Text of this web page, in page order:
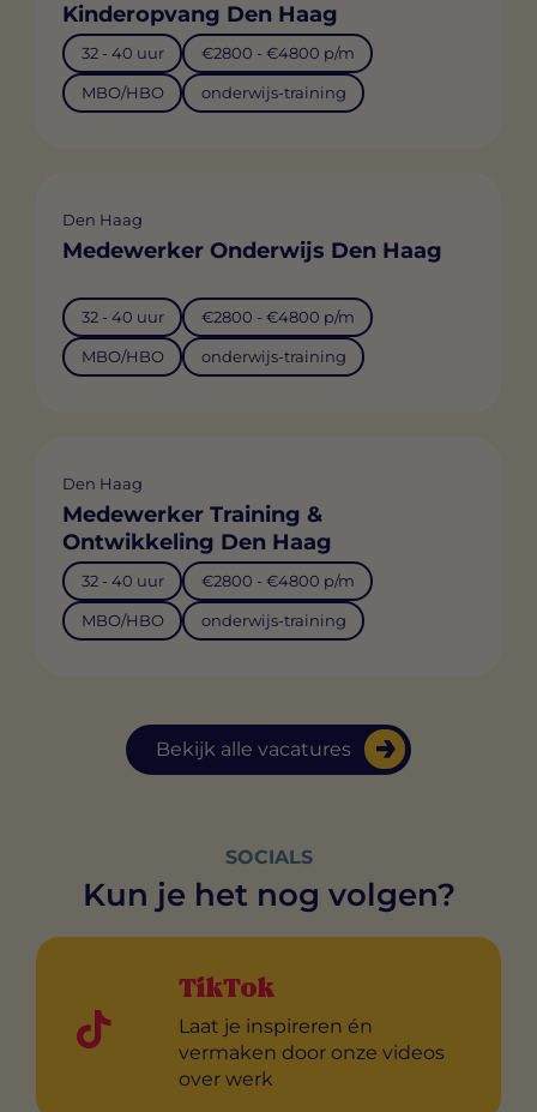
Bekijk alle vacatures
Kinderopvang Den Haag
32 - 40 uur €2800 - €4800 p/m
MBO/HBO onderwijs-training
Den Haag
Medewerker Onderwijs Den Haag
32 - 40 uur €2800 - €4800 p/m
MBO/HBO onderwijs-training
Den Haag
Medewerker Training &
Ontwikkeling Den Haag
32 - 40 uur €2800 - €4800 p/m
MBO/HBO onderwijs-training
SOCIALS
Kun je het nog volgen?
TikTok
Laat je inspireren én
vermaken door onze videos
over werk